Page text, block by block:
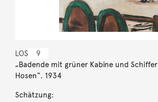
LOS 9
„Badende mit grüner Kabine und
Hosen“. 1934
Schätzung: